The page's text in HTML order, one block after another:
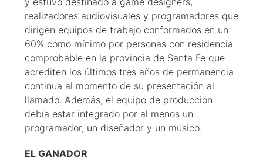
realizadores audiovisuales y programadores que
dirigen equipos de trabajo conformados en un
60% como mínimo por personas con residencia
comprobable en la provincia de Santa Fe que
acrediten los últimos tres años de permanencia
continua al momento de su presentación al
llamado. Además, el equipo de producción
debía estar integrado por al menos un
programador, un diseñador y un músico.
EL GANADOR